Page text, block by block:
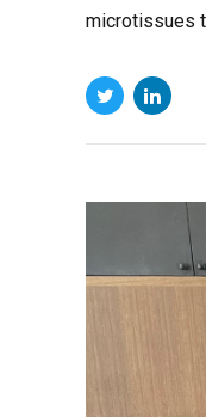
microtissues